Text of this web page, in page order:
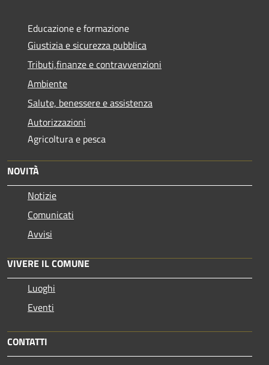
Educazione e formazione
Giustizia e sicurezza pubblica
Tributi,finanze e contravvenzioni
Ambiente
Salute, benessere e assistenza
Autorizzazioni
Agricoltura e pesca
NOVITÀ
Notizie
Comunicati
Avvisi
VIVERE IL COMUNE
Luoghi
Eventi
CONTATTI